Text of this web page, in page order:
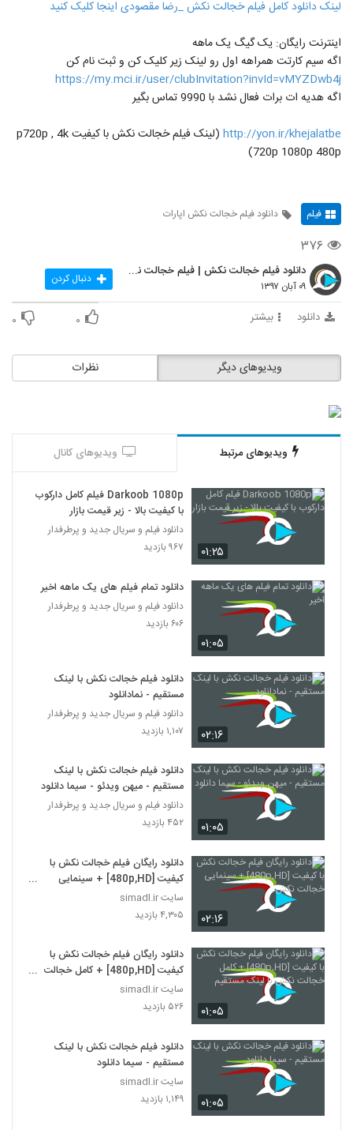
لینک دانلود کامل فیلم خجالت نکش _رضا مقصودی اینجا کلیک کنید
اینترنت رایگان: یک گیگ یک ماهه
اگه سیم کارتت همراهه اول رو لینک زیر کلیک کن و ثبت نام کن
https://my.mci.ir/user/clubInvitation?invId=vMYZDwb4j
اگه هدیه ات برات فعال نشد با 9990 تماس بگیر
http://yon.ir/khejalatbe
(لینک فیلم خجالت نکش با کیفیت p720p , 4k
720p 1080p 480p)
فیلم دانلود فیلم خجالت نکش اپارات
۳۷۶
دانلود فیلم خجالت نکش | فیلم خجالت نکش | سینمایی |
۰۹ آبان ۱۳۹۷ دنبال کردن
دانلود بیشتر ۰ ۰
نظرات ویدیوهای دیگر
ویدیوهای مرتبط ویدیوهای کانال
۰۱:۲۵
Darkoob 1080p فیلم کامل دارکوب
با کیفیت بالا - زیر قیمت بازار
دانلود فیلم و سریال جدید و پرطرفدار
۹۶۷ بازدید
۰۱:۰۵
دانلود تمام فیلم های یک ماهه اخیر
دانلود فیلم و سریال جدید و پرطرفدار
۶۰۶ بازدید
۰۲:۱۶
دانلود فیلم خجالت نکش با لینک
مستقیم - نمادانلود
دانلود فیلم و سریال جدید و پرطرفدار
۱,۱۰۷ بازدید
۰۱:۰۵
دانلود فیلم خجالت نکش با لینک
مستقیم - میهن ویدئو - سیما دانلود
دانلود فیلم و سریال جدید و پرطرفدار
۴۵۲ بازدید
۰۲:۱۶
دانلود رایگان فیلم خجالت نکش با
کیفیت [480p,HD] + سینمایی
خجالت نکش
سایت simadl.ir
۴,۳۰۵ بازدید
۰۱:۰۵
دانلود رایگان فیلم خجالت نکش با
کیفیت [480p,HD] + کامل خجالت
نکش با لینک مستقیم
سایت simadl.ir
۵۲۶ بازدید
۰۱:۰۵
دانلود فیلم خجالت نکش با لینک
مستقیم - سیما دانلود
سایت simadl.ir
۱,۱۴۹ بازدید